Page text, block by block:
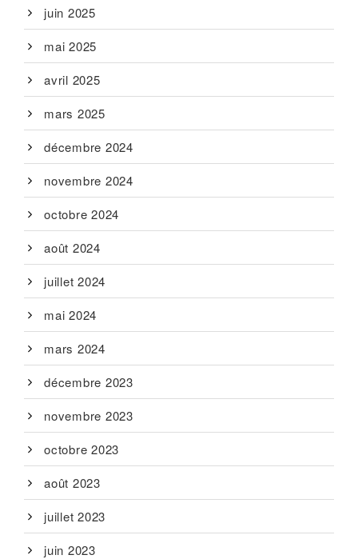
juin 2025
mai 2025
avril 2025
mars 2025
décembre 2024
novembre 2024
octobre 2024
août 2024
juillet 2024
mai 2024
mars 2024
décembre 2023
novembre 2023
octobre 2023
août 2023
juillet 2023
juin 2023